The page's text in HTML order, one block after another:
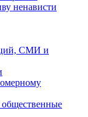
ненависти
СМИ и